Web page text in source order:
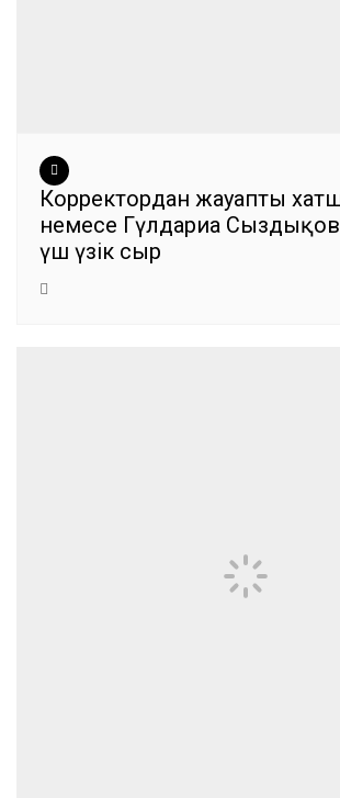
Корректордан жауапты
немесе Гүлдариға
үш үзік сыр